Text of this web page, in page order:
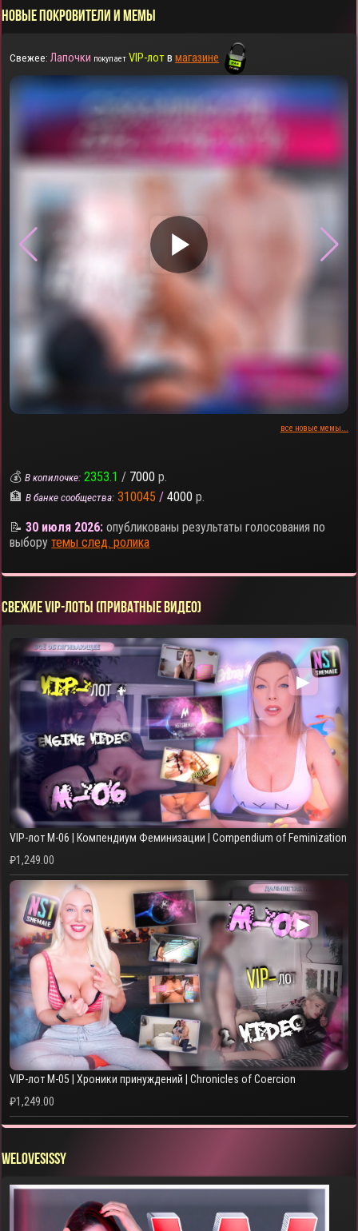
НОВЫЕ ПОКРОВИТЕЛИ И МЕМЫ
Свежее: Лапочки покупает VIP-лотвмагазине
▶
все новые мемы...
💰В копилочке: 2353.1 / 7000 р.
🏦В банке сообщества: 310045 / 4000 р.
📝30 июля 2026: опубликованы результаты голосования по
выборутемы след. ролика
СВЕЖИЕ VIP-ЛОТЫ (ПРИВАТНЫЕ ВИДЕО)
▶
VIP-лот M-06 | Компендиум Феминизации | Compendium of Feminization
₽1,249.00
▶
VIP-лот M-05 | Хроники принуждений | Chronicles of Coercion
₽1,249.00
WELOVESISSY